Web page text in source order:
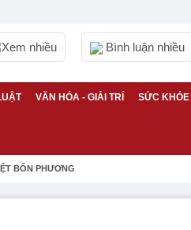
Xem nhiều Bình luận nhiều
VĂN HÓA - GIẢI TRÍ SỨC KHỎE
BỐN PHƯƠNG